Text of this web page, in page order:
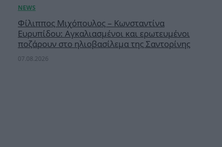
Φίλιππος Μιχόπουλος – Κωνσταντίνα
Ευρυπίδου: Αγκαλιασμένοι και ερωτευμένοι
ποζάρουν στο ηλιοβασίλεμα της Σαντορίνης
07.08.2026